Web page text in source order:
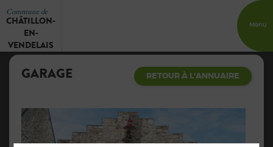
Commune de
CHÂTILLON-
EN-
VENDELAIS
Menu
GARAGE RETOUR À L'ANNUAIRE